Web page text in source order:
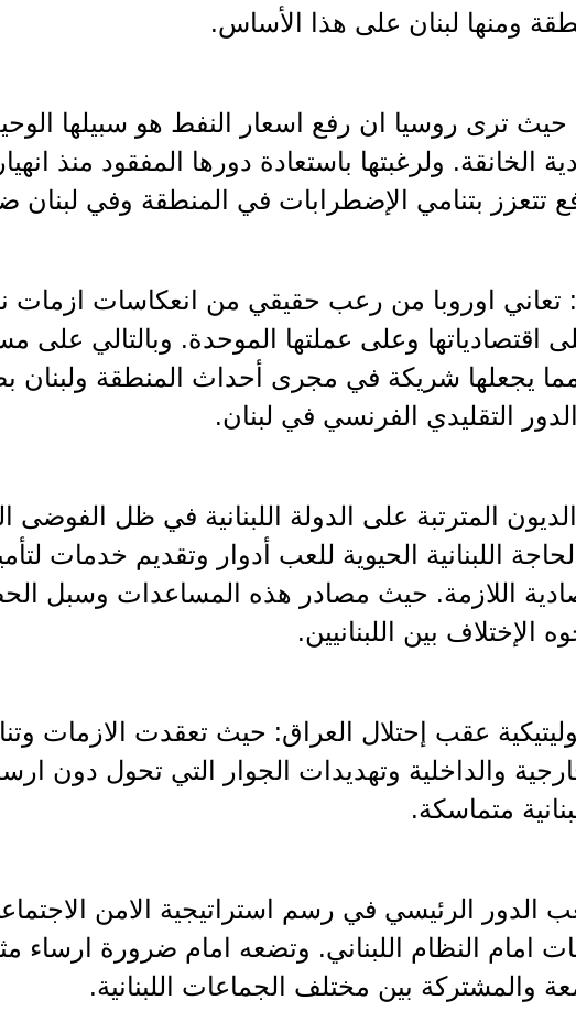
ومنها لبنان على هذا الأساس.
حيث ترى روسيا ان رفع اسعار النفط هو سبيلها
الخانقة. ولرغبتها باستعادة دورها المفقود منذ
تتعزز بتنامي الإضطرابات في المنطقة وفي لبنان
تعاني اوروبا من رعب حقيقي من انعكاسات ازمات
اقتصادياتها وعلى عملتها الموحدة. وبالتالي على
مما يجعلها شريكة في مجرى أحداث المنطقة ولبنان
التقليدي الفرنسي في لبنان.
المترتبة على الدولة اللبنانية في ظل الفوضى
اللبنانية الحيوية للعب أدوار وتقديم خدمات
اللازمة. حيث مصادر هذه المساعدات وسبل
بين اللبنانيين.
عقب إحتلال العراق: حيث تعقدت الازمات
والداخلية وتهديدات الجوار التي تحول دون
متماسكة.
الدور الرئيسي في رسم استراتيجية الامن
امام النظام اللبناني. وتضعه امام ضرورة ارساء
والمشتركة بين مختلف الجماعات اللبنانية.